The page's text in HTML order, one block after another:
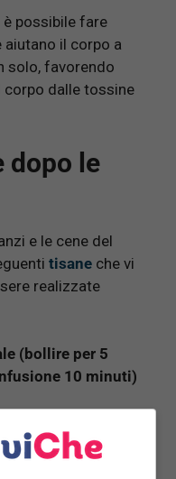
possibile fare
il corpo a
solo, favorendo
corpo dalle tossine
dopo le
e le cene del
tisane che vi
realizzate
(bollire per 5
10 minuti)